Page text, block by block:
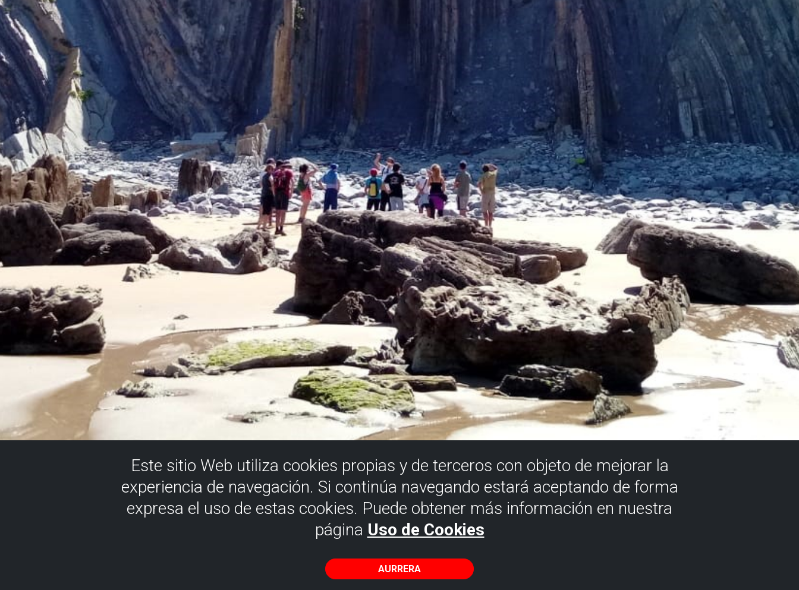
Este sitio Web utiliza cookies propias y de terceros con objeto de mejorar la
experiencia de navegación. Si continúa navegando estará aceptando de forma
expresa el uso de estas cookies. Puede obtener más información en nuestra
página Uso de Cookies
AURRERA